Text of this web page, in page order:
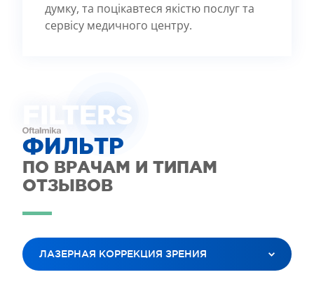
думку, та поцікавтеся якістю послуг та
сервісу медичного центру.
FILTERS
ФИЛЬТР
ПО ВРАЧАМ И ТИПАМ
ОТЗЫВОВ
ЛАЗЕРНАЯ КОРРЕКЦИЯ ЗРЕНИЯ